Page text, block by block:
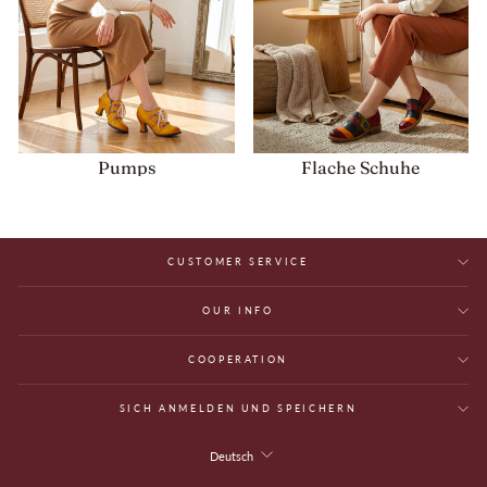
Pumps Flache Schuhe
CUSTOMER SERVICE
OUR INFO
COOPERATION
SICH ANMELDEN UND SPEICHERN
Sprache
Deutsch